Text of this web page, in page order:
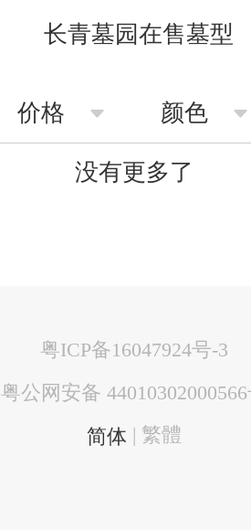
长青墓园在售墓型
价格 颜色
没有更多了
粤ICP备16047924号-3
粤公网安备
简体 | 繁體